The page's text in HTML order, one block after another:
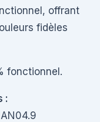
offrant
fidèles
fonctionnel.
: